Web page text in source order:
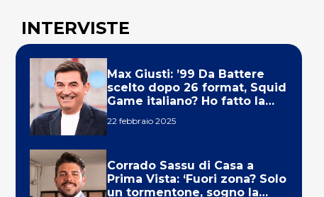
INTERVISTE
Max Giusti: ’99 Da Battere
scelto dopo 26 format, Squid
Game italiano? Ho fatto la
22 febbraio 2025
Corrado Sassu di Casa a
Prima Vista: ‘Fuori zona? Solo
un tormentone, sogno la